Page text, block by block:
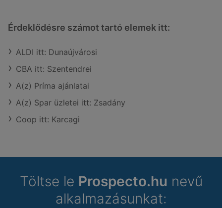
Érdeklődésre számot tartó elemek itt:
ALDI itt: Dunaújvárosi
CBA itt: Szentendrei
A(z) Príma ajánlatai
A(z) Spar üzletei itt: Zsadány
Coop itt: Karcagi
Töltse le Prospecto.hu nevű
alkalmazásunkat: